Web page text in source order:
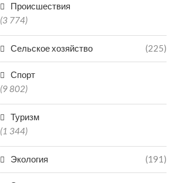
Происшествия
(3 774)
Сельское хозяйство (225)
Спорт
(9 802)
Туризм
(1 344)
Экология (191)